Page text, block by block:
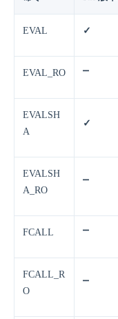
EVAL ✓
EVAL_RO ⎻
EVALSH
A
✓
EVALSH
A_RO
⎻
FCALL ⎻
FCALL_R
O
⎻